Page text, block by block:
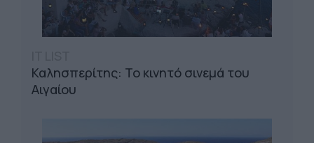
Καλησπερίτης: Το κινητό σινεμά του
Αιγαίου